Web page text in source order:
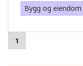
Bygg og eiendom
1